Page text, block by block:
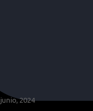
2024